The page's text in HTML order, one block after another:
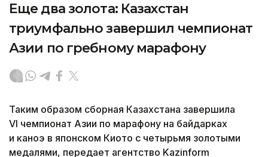
Еще два золота: Казахстан
триумфально завершил чемпионат
Азии по гребному марафону
Таким образом сборная Казахстана завершила
VI чемпионат Азии по марафону на байдарках
и каноэ в японском Киото с четырьмя золотыми
медалями, передает агентство Kazinform